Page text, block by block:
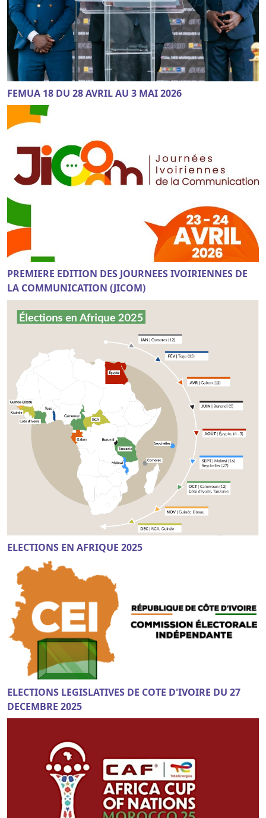
FEMUA 18 DU 28 AVRIL AU 3 MAI 2026
PREMIERE EDITION DES JOURNEES IVOIRIENNES DE
LA COMMUNICATION (JICOM)
ELECTIONS EN AFRIQUE 2025
ELECTIONS LEGISLATIVES DE COTE D'IVOIRE DU 27
DECEMBRE 2025